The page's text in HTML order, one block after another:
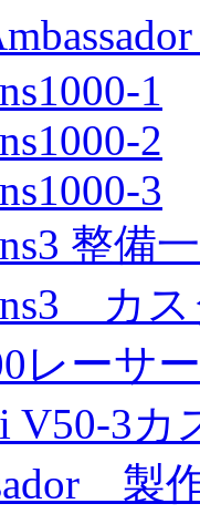
1
2
3
整備
カ
レーサ
V50-3カ
製